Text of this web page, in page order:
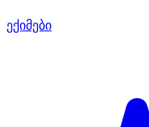
ექიმები